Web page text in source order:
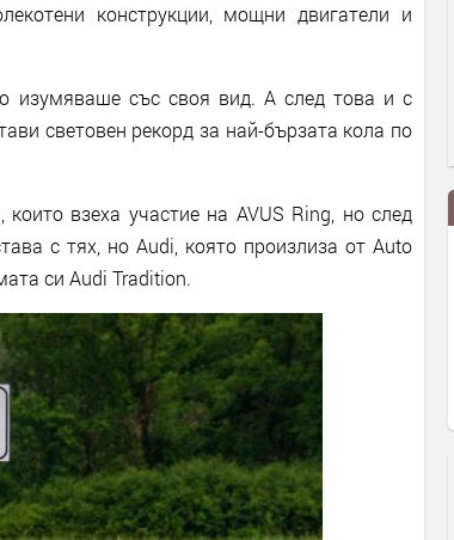
конструкции, мощни двигатели и
изумяваше със своя вид. А след това и с
световен рекорд за най-бързата кола по
взеха участие на AVUS Ring, но след
с тях, но Audi, която произлиза от Auto
си Audi Tradition.